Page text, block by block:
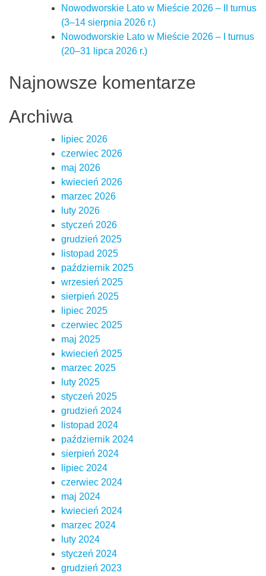
Nowodworskie Lato w Mieście 2026 – II turnus
(3–14 sierpnia 2026 r.)
Nowodworskie Lato w Mieście 2026 – I turnus
(20–31 lipca 2026 r.)
Najnowsze komentarze
Archiwa
lipiec 2026
czerwiec 2026
maj 2026
kwiecień 2026
marzec 2026
luty 2026
styczeń 2026
grudzień 2025
listopad 2025
październik 2025
wrzesień 2025
sierpień 2025
lipiec 2025
czerwiec 2025
maj 2025
kwiecień 2025
marzec 2025
luty 2025
styczeń 2025
grudzień 2024
listopad 2024
październik 2024
sierpień 2024
lipiec 2024
czerwiec 2024
maj 2024
kwiecień 2024
marzec 2024
luty 2024
styczeń 2024
grudzień 2023